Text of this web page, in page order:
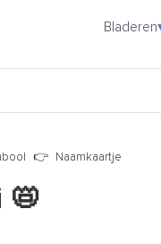
Bladeren
Naamkaartje
📛